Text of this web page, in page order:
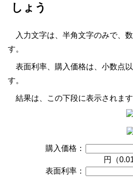
しょう
入力文字は、半角文字のみで、
す。
表面利率、購入価格は、小数点
す。
結果は、この下段に表示されます
購入価格：
円（
表面利率：